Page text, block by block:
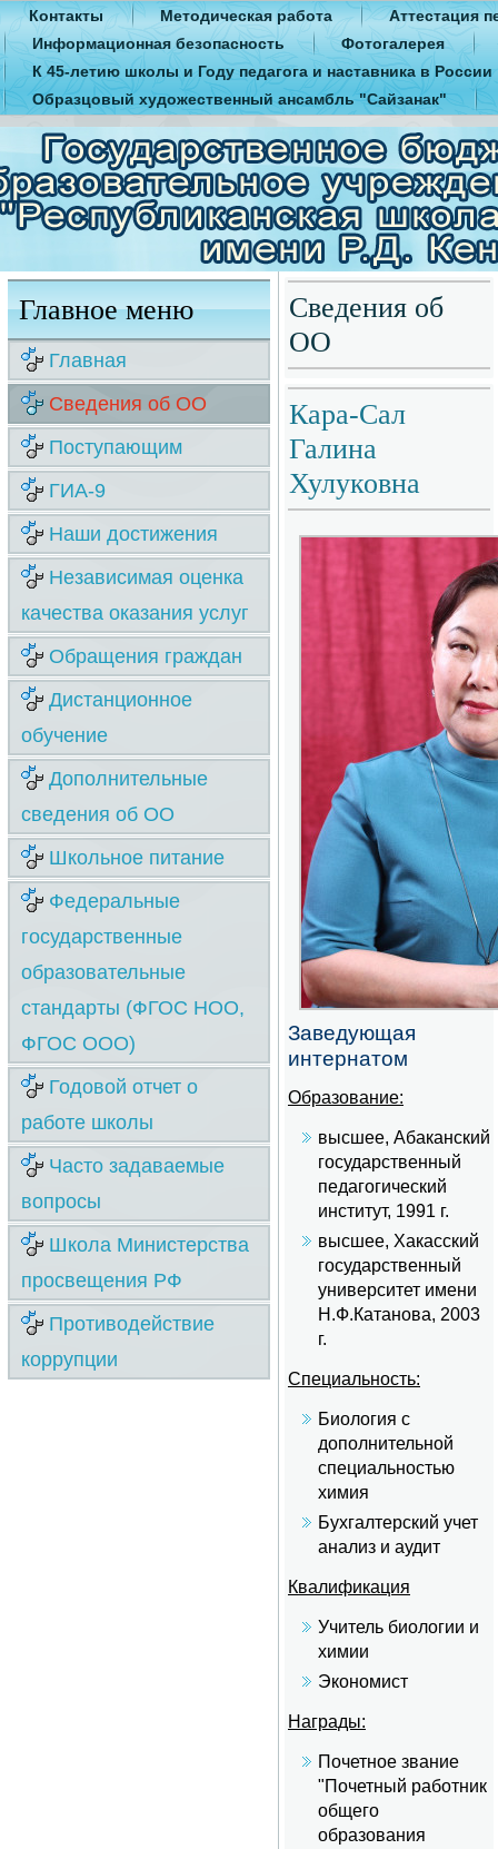
Контакты Методическая работа
Аттестация
Информационная безопасность
Фотогалерея
К 45-летию школы и Году педагога и наставника в России
Образцовый художественный ансамбль "Сайзанак"
Главное меню
Главная
Сведения об ОО
Поступающим
ГИА-9
Наши достижения
Независимая оценка
качества оказания услуг
Обращения граждан
Дистанционное
обучение
Дополнительные
сведения об ОО
Школьное питание
Федеральные
государственные
образовательные
стандарты (ФГОС НОО,
ФГОС ООО)
Годовой отчет о
работе школы
Часто задаваемые
вопросы
Школа Министерства
просвещения РФ
Противодействие
коррупции
Сведения об
ОО
Кара-Сал
Галина
Хулуковна
Заведующая
интернатом
Образование:
высшее, Абаканский
государственный
педагогический
институт, 1991 г.
высшее, Хакасский
государственный
университет имени
Н.Ф.Катанова, 2003
г.
Специальность:
Биология с
дополнительной
специальностью
химия
Бухгалтерский учет
анализ и аудит
Квалификация
Учитель биологии и
химии
Экономист
Награды:
Почетное звание
"Почетный работник
общего
образования